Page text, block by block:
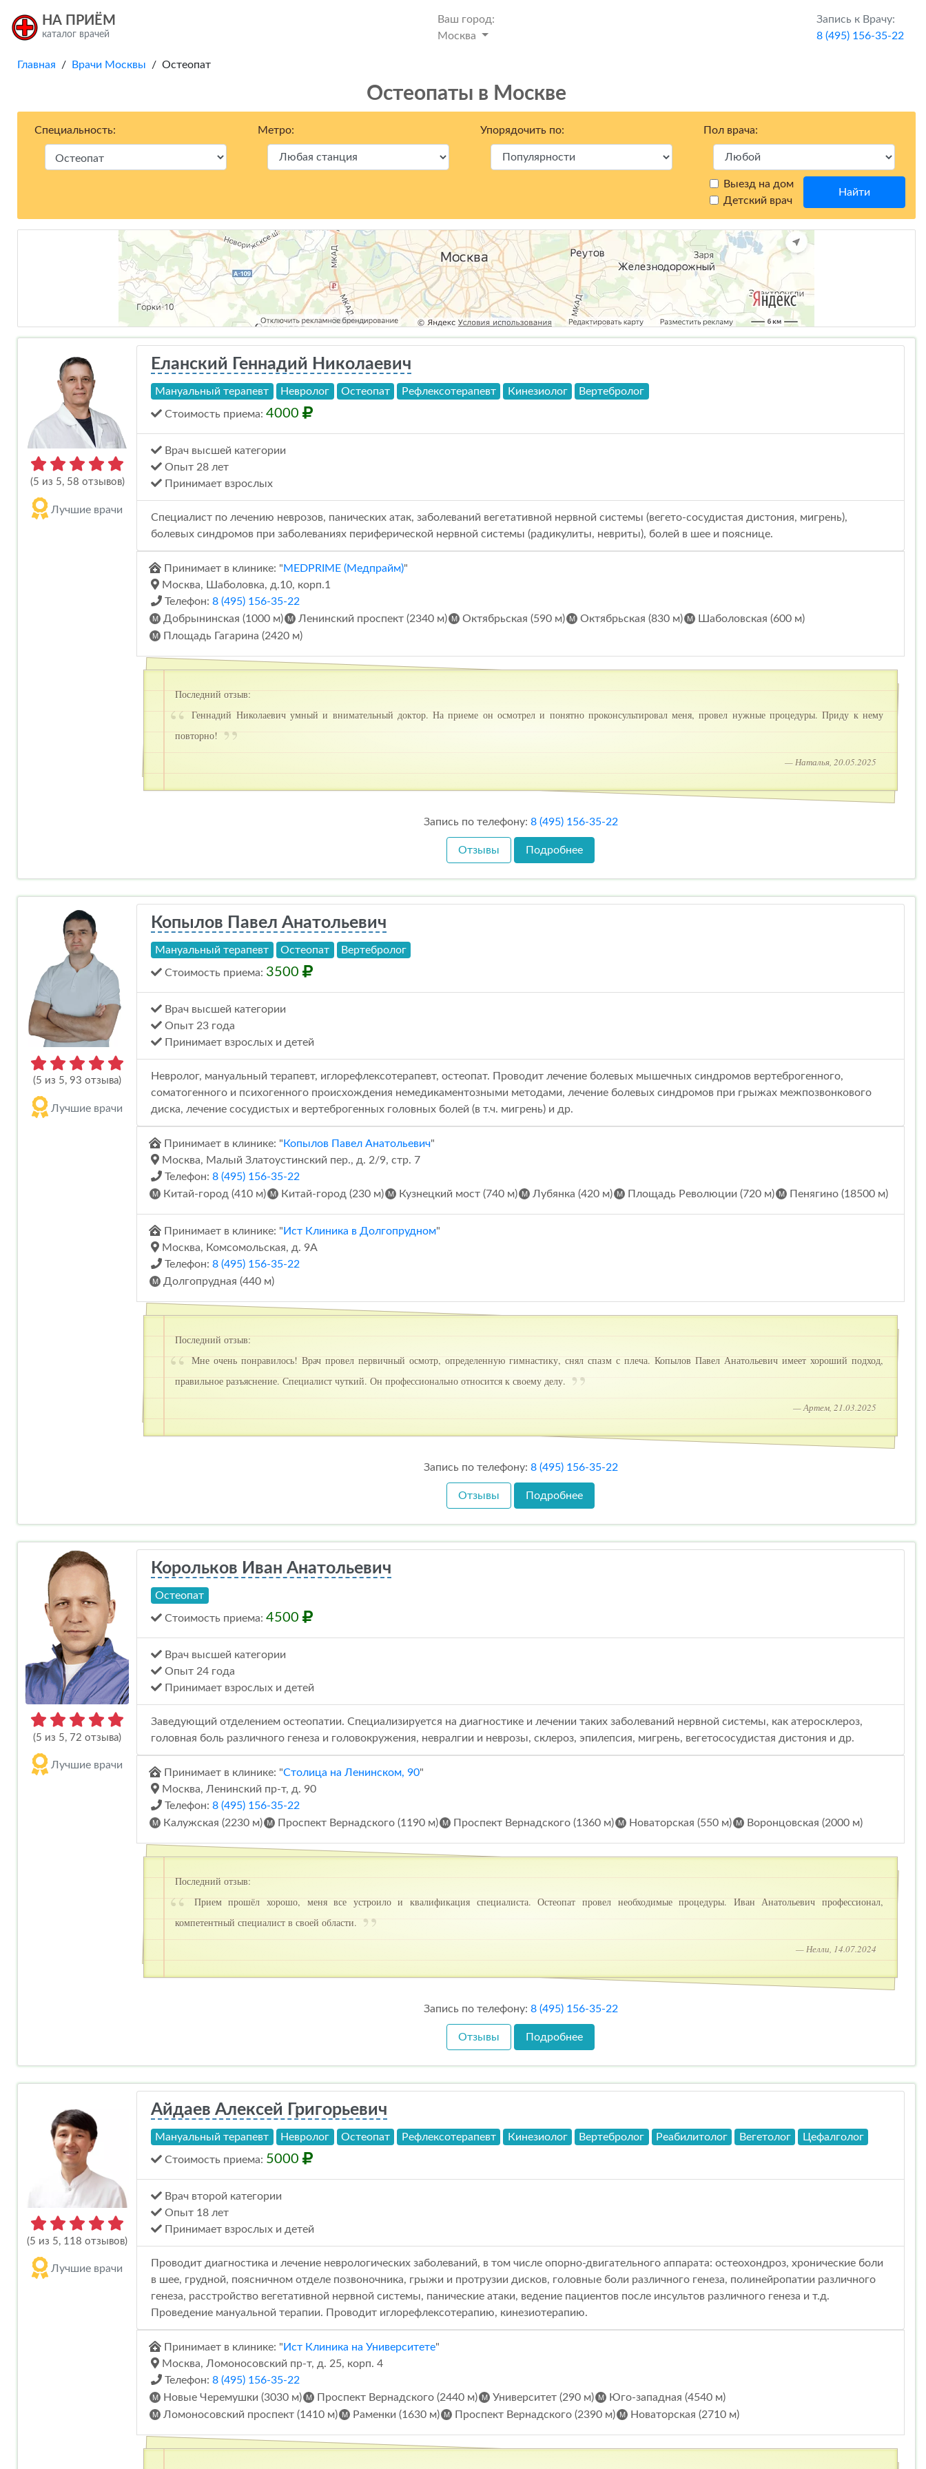
НА ПРИЁМ
каталог врачей
Ваш город:
Москва
Запись к Врачу:
8 (495) 156-35-22
Главная / Врачи Москвы / Остеопат
Остеопаты в Москвe
Специальность: Метро: Упорядочить по: Пол врача:
Выезд на дом
Детский врач
Найти
(5 из 5, 58 отзывов)
Лучшие врачи
Еланский Геннадий Николаевич
Мануальный терапевт Невролог Остеопат Рефлексотерапевт Кинезиолог Вертебролог
Стоимость приема: 4000
Врач высшей категории
Опыт 28 лет
Принимает взрослых
Специалист по лечению неврозов, панических атак, заболеваний вегетативной нервной системы (вегето-сосудистая дистония, мигрень),
болевых синдромов при заболеваниях периферической нервной системы (радикулиты, невриты), болей в шее и пояснице.
Принимает в клинике: "MEDPRIME (Медпрайм)"
Москва, Шаболовка, д.10, корп.1
Телефон: 8 (495) 156-35-22
Добрынинская (1000 м)
Ленинский проспект (2340 м) Октябрьская (590 м) Октябрьская (830 м)
Шаболовская (600 м)
Площадь Гагарина (2420 м)
Последний отзыв:
Геннадий Николаевич умный и внимательный доктор. На приеме он осмотрел и понятно проконсультировал меня, провел нужные процедуры. Приду к нему
повторно!
— Наталья, 20.05.2025
Запись по телефону: 8 (495) 156-35-22
Отзывы Подробнее
(5 из 5, 93 отзыва)
Лучшие врачи
Копылов Павел Анатольевич
Мануальный терапевт Остеопат Вертебролог
Стоимость приема: 3500
Врач высшей категории
Опыт 23 года
Принимает взрослых и детей
Невролог, мануальный терапевт, иглорефлексотерапевт, остеопат. Проводит лечение болевых мышечных синдромов вертеброгенного,
соматогенного и психогенного происхождения немедикаментозными методами, лечение болевых синдромов при грыжах межпозвонкового
диска, лечение сосудистых и вертеброгенных головных болей (в т.ч. мигрень) и др.
Принимает в клинике: " Копылов Павел Анатольевич"
Москва, Малый Златоустинский пер., д. 2/9, стр. 7
Телефон: 8 (495) 156-35-22
Китай-город (410 м)
Китай-город (230 м) Кузнецкий мост (740 м) Лубянка (420 м) Площадь Революции (720 м) Пенягино (18500 м)
Принимает в клинике: " Ист Клиника в Долгопрудном"
Москва, Комсомольская, д. 9А
Телефон: 8 (495) 156-35-22
Долгопрудная (440 м)
Последний отзыв:
Мне очень понравилось! Врач провел первичный осмотр, определенную гимнастику, снял спазм с плеча. Копылов Павел Анатольевич имеет хороший подход,
правильное разъяснение. Специалист чуткий. Он профессионально относится к своему делу.
— Артем, 21.03.2025
Запись по телефону: 8 (495) 156-35-22
Отзывы Подробнее
(5 из 5, 72 отзыва)
Лучшие врачи
Корольков Иван Анатольевич
Остеопат
Стоимость приема: 4500
Врач высшей категории
Опыт 24 года
Принимает взрослых и детей
Заведующий отделением остеопатии. Специализируется на диагностике и лечении таких заболеваний нервной системы, как атеросклероз,
головная боль различного генеза и головокружения, невралгии и неврозы, склероз, эпилепсия, мигрень, вегетососудистая дистония и др.
Принимает в клинике: "Столица на Ленинском, 90"
Москва, Ленинский пр-т, д. 90
Телефон: 8 (495) 156-35-22
Калужская (2230 м)
Проспект Вернадского (1190 м) Проспект Вернадского (1360 м) Новаторская (550 м) Воронцовская (2000 м)
Последний отзыв:
Прием прошёл хорошо, меня все устроило и квалификация специалиста. Остеопат провел необходимые процедуры. Иван Анатольевич профессионал,
компетентный специалист в своей области.
— Нелли, 14.07.2024
Запись по телефону: 8 (495) 156-35-22
Отзывы Подробнее
(5 из 5, 118 отзывов)
Лучшие врачи
Айдаев Алексей Григорьевич
Мануальный терапевт Невролог Остеопат Рефлексотерапевт Кинезиолог Вертебролог Реабилитолог Вегетолог Цефалголог
Стоимость приема: 5000
Врач второй категории
Опыт 18 лет
Принимает взрослых и детей
Проводит диагностика и лечение неврологических заболеваний, в том числе опорно-двигательного аппарата: остеохондроз, хронические боли
в шее, грудной, поясничном отделе позвоночника, грыжи и протрузии дисков, головные боли различного генеза, полинейропатии различного
генеза, расстройство вегетативной нервной системы, панические атаки, ведение пациентов после инсультов различного генеза и т.д.
Проведение мануальной терапии. Проводит иглорефлексотерапию, кинезиотерапию.
Принимает в клинике: " Ист Клиника на Университете"
Москва, Ломоносовский пр-т, д. 25, корп. 4
Телефон: 8 (495) 156-35-22
Новые Черемушки (3030 м)
Проспект Вернадского (2440 м) Университет (290 м)
Юго-западная (4540 м)
Ломоносовский проспект (1410 м)
Раменки (1630 м) Проспект Вернадского (2390 м) Новаторская (2710 м)